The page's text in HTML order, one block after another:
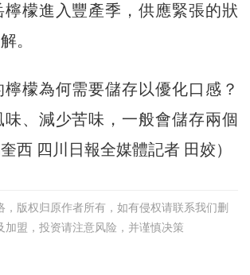
檸檬進入豐產季，供應緊張的狀
。
為何需要儲存以優化口感？
、減少苦味，一般會儲存兩個
西 四川日報全媒體記者 田姣）
，版权归原作者所有，如有侵权请联系我们删
加盟，投资请注意风险，并谨慎决策